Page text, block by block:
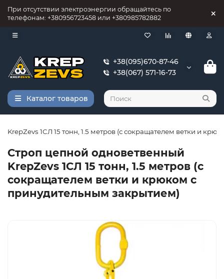
При отсутствии электроэнергии обращайтесь по
телефонам: +380956723458 или +380985782882
+38(095)670-87-46
+38(067) 571-16-73
Каталог товаров
KrepZevs 1СЛ 15 тонн, 1.5 метров (с сокращателем ветки и
Строп цепной одноветвенный
KrepZevs 1СЛ 15 тонн, 1.5 метров (с
сокращателем ветки и крюком с
принудительным закрытием)